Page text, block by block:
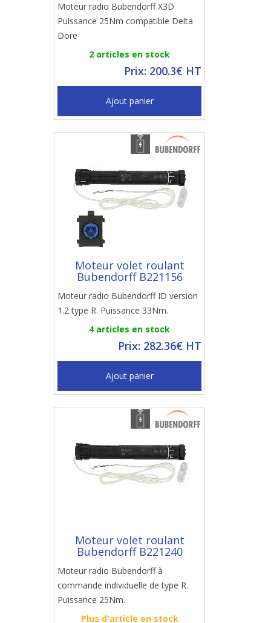
Moteur radio Bubendorff X3D
Puissance 25Nm compatible Delta
Dore
2 articles en stock
Prix: 200.3€ HT
Ajout panier
Moteur volet roulant
Bubendorff B221156
Moteur radio Bubendorff ID version
1.2 type R. Puissance 33Nm.
4 articles en stock
Prix: 282.36€ HT
Ajout panier
Moteur volet roulant
Bubendorff B221240
Moteur radio Bubendorff à
commande individuelle de type R.
Puissance 25Nm.
Plus d'article en stock